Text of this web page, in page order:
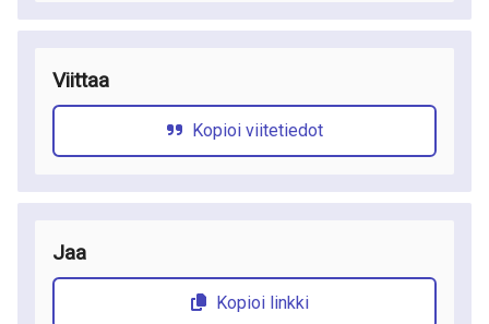
Viittaa
Kopioi viitetiedot
Jaa
Kopioi linkki